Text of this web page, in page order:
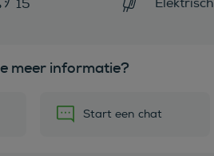
15
meer informatie?
Start een chat